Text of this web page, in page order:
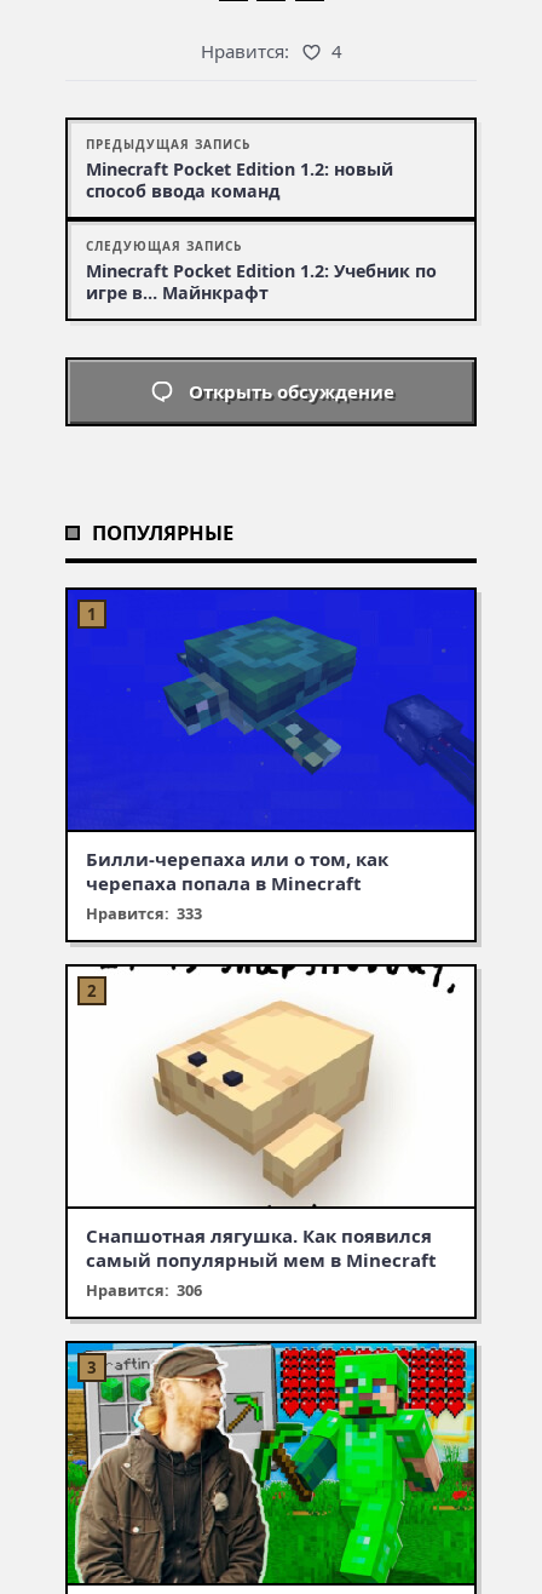
Нравится: 4
ПРЕДЫДУЩАЯ ЗАПИСЬ
Minecraft Pocket Edition 1.2: новый
способ ввода команд
СЛЕДУЮЩАЯ ЗАПИСЬ
Minecraft Pocket Edition 1.2: Учебник по
игре в… Майнкрафт
Открыть обсуждение
ПОПУЛЯРНЫЕ
Билли-черепаха или о том, как
черепаха попала в Minecraft
Нравится: 333
Снапшотная лягушка. Как появился
самый популярный мем в Minecraft
Нравится: 306